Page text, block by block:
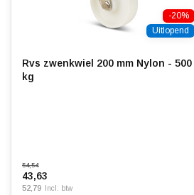
Geluiddempend:
-20%
Uitlopend
Rvs zwenkwiel 200 mm Nylon - 500
kg
54,54
43,63
52,79 Incl. btw